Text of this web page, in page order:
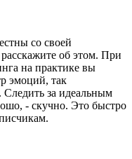
со своей
об этом. При
на практике вы
эмоций, так
за идеальным
- скучно. Это быстро